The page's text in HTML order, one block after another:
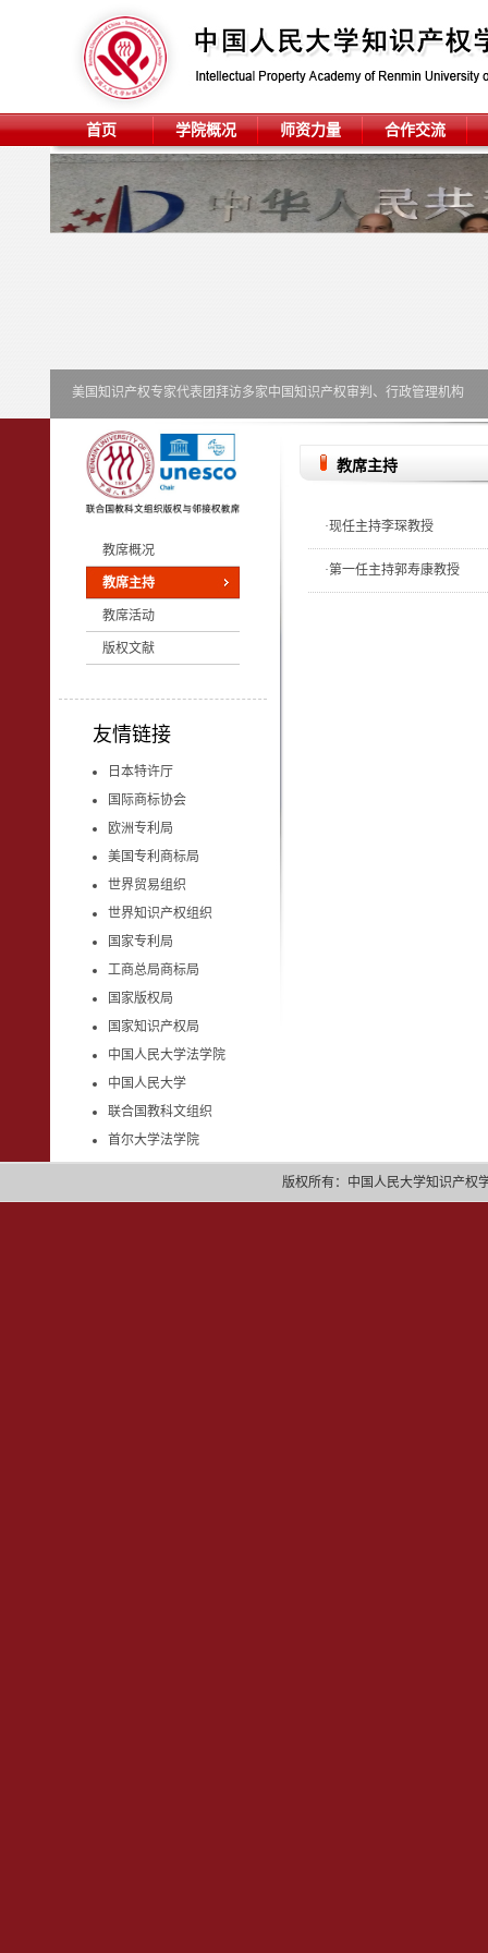
首页 学院概况 师资力量 合作交流
多家中国知识产权审判、行政管理机构
教席概况
教席主持
教席活动
版权文献
友情链接
日本特许厅
国际商标协会
欧洲专利局
美国专利商标局
世界贸易组织
世界知识产权组织
国家专利局
工商总局商标局
国家版权局
国家知识产权局
中国人民大学法学院
中国人民大学
联合国教科文组织
首尔大学法学院
教席主持
·现任主持李琛教授
·第一任主持郭寿康教授
版权所有：中国人民大学知识产权